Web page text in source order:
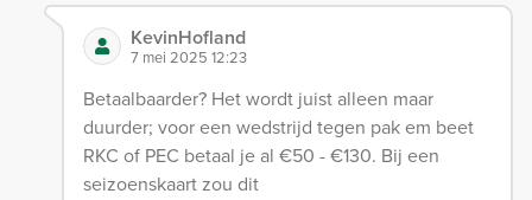
KevinHofland
7 mei 2025 12:23
Betaalbaarder? Het wordt juist alleen maar
duurder; voor een wedstrijd tegen pak em beet
RKC of PEC betaal je al €50 - €130. Bij een
seizoenskaart zou dit